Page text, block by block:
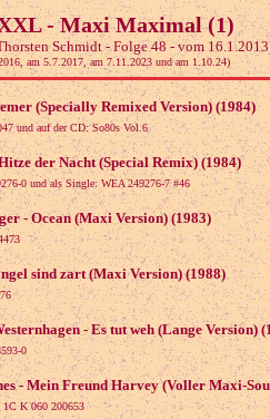
- Maxi Maximal (1)
Schmidt - Folge 48 - vom
am 5.7.2017, am 7.11.2023 und am 1.10.24)
(Specially Remixed Version) (1984)
und auf der CD: So80s Vol.6
der Nacht (Special Remix) (1984)
0 und als Single: WEA 249276-7 #46
- Ocean (Maxi Version) (1983)
sind zart (Maxi Version) (1988)
- Es tut weh (Lange Version)
0
- Mein Freund Harvey (Voller Maxi-
K 060 200653